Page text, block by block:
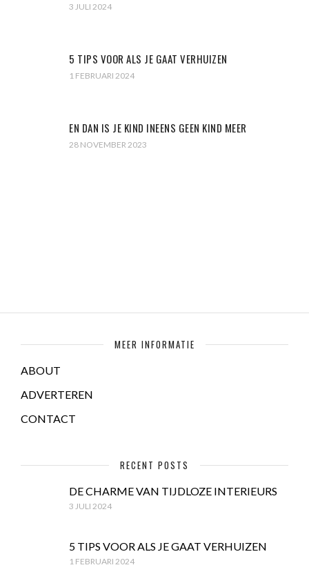
3 JULI 2024
5 TIPS VOOR ALS JE GAAT VERHUIZEN
1 FEBRUARI 2024
EN DAN IS JE KIND INEENS GEEN KIND MEER
28 NOVEMBER 2023
MEER INFORMATIE
ABOUT
ADVERTEREN
CONTACT
RECENT POSTS
DE CHARME VAN TIJDLOZE INTERIEURS
3 JULI 2024
5 TIPS VOOR ALS JE GAAT VERHUIZEN
1 FEBRUARI 2024